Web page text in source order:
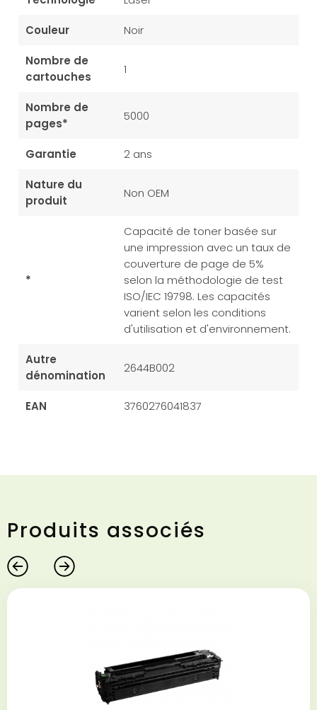
Couleur Noir
Nombre de
cartouches
1
Nombre de
pages*
5000
Garantie 2 ans
Nature du
produit
Non OEM
*
Capacité de toner basée sur
une impression avec un taux de
couverture de page de 5%
selon la méthodologie de test
ISO/IEC 19798. Les capacités
varient selon les conditions
d'utilisation et d'environnement.
Autre
dénomination
2644B002
EAN 3760276041837
Produits associés